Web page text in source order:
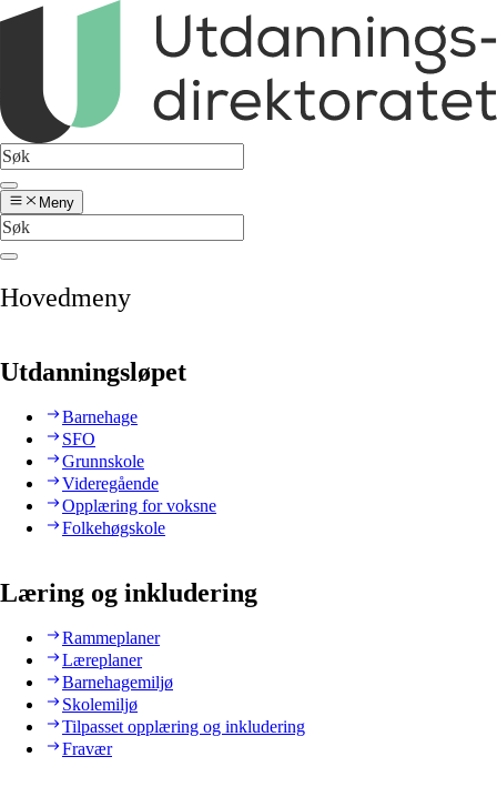
Meny
Hovedmeny
Utdanningsløpet
Barnehage
SFO
Grunnskole
Videregående
Opplæring for voksne
Folkehøgskole
Læring og inkludering
Rammeplaner
Læreplaner
Barnehagemiljø
Skolemiljø
Tilpasset opplæring og inkludering
Fravær